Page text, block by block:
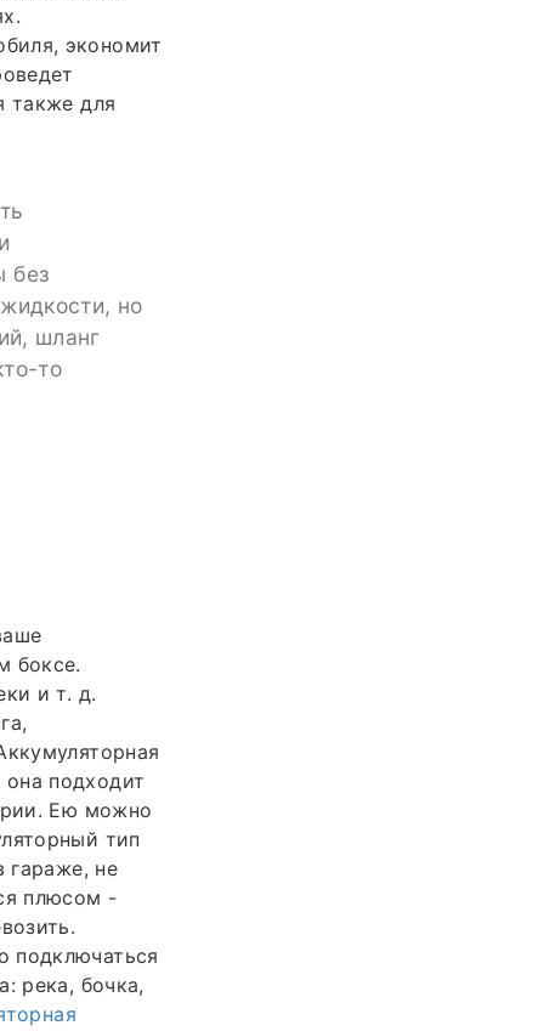
экономит
также для
без
но
шланг
то
боксе.
и т. д.
подходит
Ею можно
тип
гараже, не
плюсом -
подключаться
река, бочка,